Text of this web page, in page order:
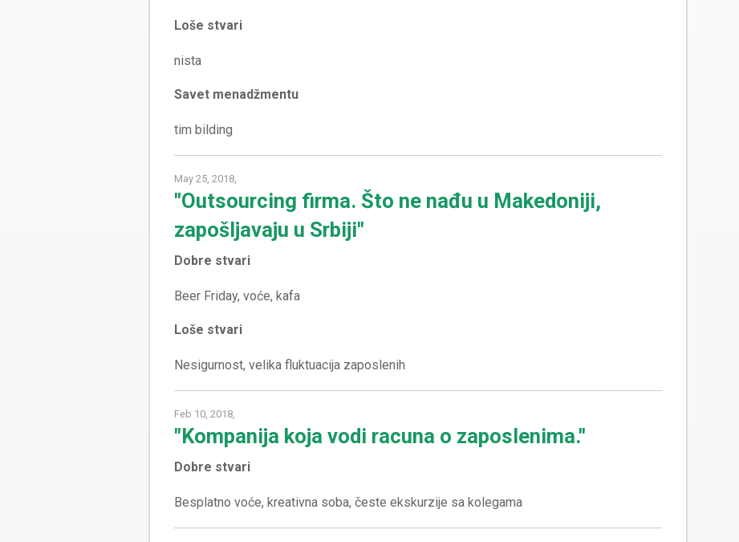
Loše stvari
nista
Savet menadžmentu
May 25, 2018,
"Outsourcing firma. Što ne nađu u Makedoniji,
zapošljavaju u Srbiji"
Dobre stvari
Beer Friday, voće, kafa
Loše stvari
Feb 10, 2018,
"Kompanija koja vodi racuna o zaposlenima."
Dobre stvari
Besplatno voće, kreativna soba, česte ekskurzije sa kolegama